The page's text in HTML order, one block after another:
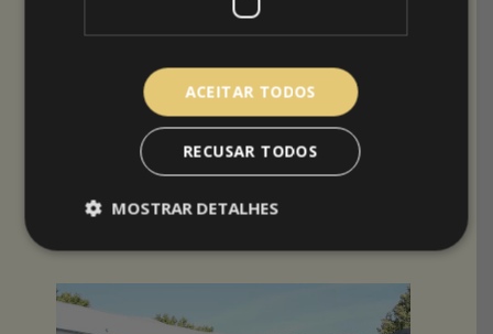
cada obra é única e adaptada ao desejo dos
gostamos, de criar espaço de sombreamento
personalizados e adequados aos objectivos de
cada cliente.
Para criar a sua esplanada coberta
personalizada , ligue (
pedido de contactoatravés do nosso
ACEITAR TODOS
RECUSAR TODOS
MOSTRAR DETALHES